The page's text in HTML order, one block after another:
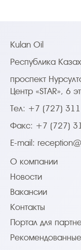
Kulan Oil
Республика
проспект
Центр «STAR», 6
Тел: +7 (727)
Факс: +7 (727)
E-mail:
О компании
Новости
Вакансии
Контакты
Портал для